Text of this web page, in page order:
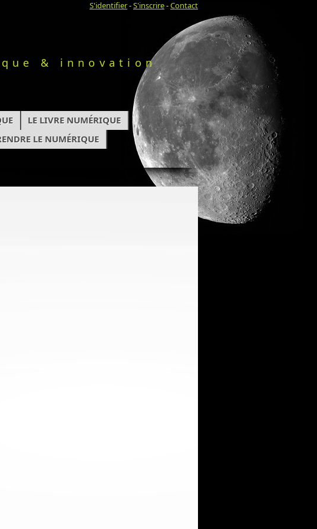
S'identifier-S'inscrire-Contact
& innovation
LE LIVRE NUMÉRIQUE
LE NUMÉRIQUE